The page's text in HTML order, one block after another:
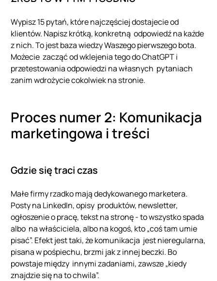
Wypisz 15 pytań, które najczęściej dostajecie od
klientów. Napisz krótką, konkretną odpowiedź na każde
z nich. To jest baza wiedzy Waszego pierwszego bota.
Możecie zacząć od wklejenia tego do ChatGPT i
przetestowania odpowiedzi na własnych pytaniach
zanim wdrożycie cokolwiek na stronie.
Proces numer 2: Komunikacja
marketingowa i treści
Gdzie się traci czas
Małe firmy rzadko mają dedykowanego marketera.
Posty na LinkedIn, opisy produktów, newsletter,
ogłoszenie o pracę, tekst na stronę - to wszystko spada
albo na właściciela, albo na kogoś, kto „coś tam umie
pisać”. Efekt jest taki, że komunikacja jest nieregularna,
pisana w pośpiechu, brzmi jak z innej beczki. Bo
powstaje między innymi zadaniami, zawsze „kiedy
znajdzie się na to chwila”.